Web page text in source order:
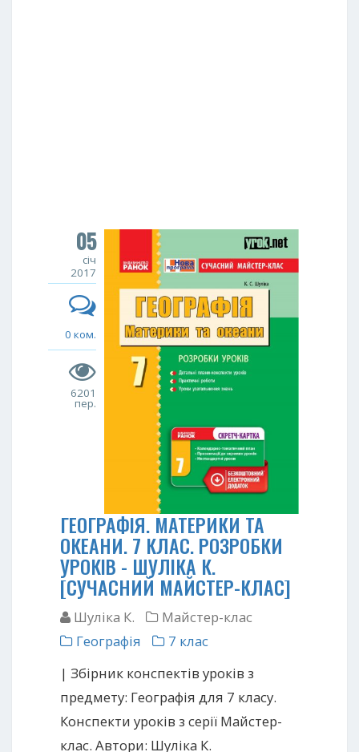
05
січ
2017
0 ком.
6201
пер.
ГЕОГРАФІЯ. МАТЕРИКИ ТА
ОКЕАНИ. 7 КЛАС. РОЗРОБКИ
УРОКІВ - ШУЛІКА К.
[СУЧАСНИЙ МАЙСТЕР-КЛАС]
Шуліка К.
Майстер-клас
Географія
7 клас
| Збірник конспектів уроків з
предмету: Географія для 7 класу.
Конспекти уроків з серії Майстер-
клас. Автори: Шуліка К.